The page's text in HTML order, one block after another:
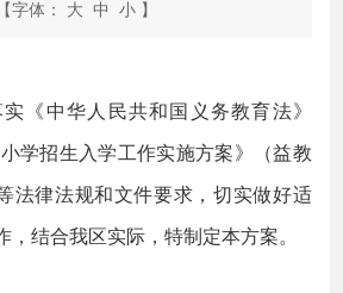
【字体： 大 中 小 】
中华人民共和国义务教育法》
学招生入学工作实施方案》（益教
法律法规和文件要求，切实做好适
结合我区实际，特制定本方案。